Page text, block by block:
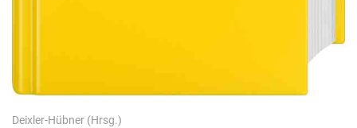
Deixler-Hübner (Hrsg.)